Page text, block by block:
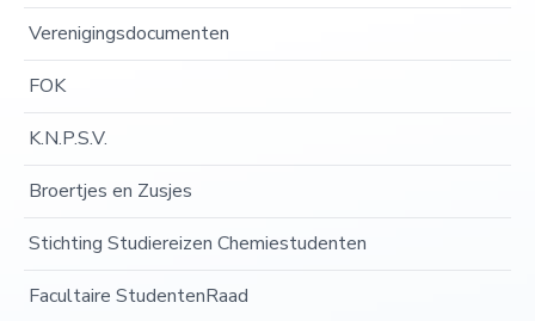
Verenigingsdocumenten
FOK
K.N.P.S.V.
Broertjes en Zusjes
Stichting Studiereizen Chemiestudenten
Facultaire StudentenRaad